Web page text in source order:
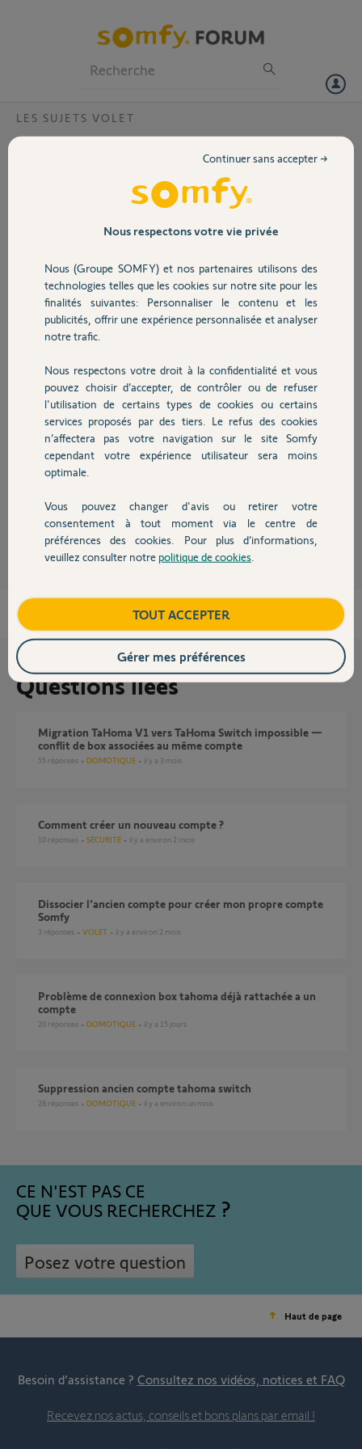
Volet
Sécurité
Domotique
Chauffage
Autres produits
Devis avec un pro
Contact
LES SUJETS VOLET
impossible de créer un compte, ca me dit
que la box est déjà activé alors que je ne
peux pas créer de compte
active alors que je n ai pas de compte.
Thierry A.
il y a plus de 7 ans
Participer au fil de discussion
Réponses
Bonjour,
Remplissez ce formulaire afin que technien somfy puisse se mettre en
relation avex l'ancien propriétaire et puisse vous réinitialiser le
connexoon:
Nams il y a plus de 7 ans
Questions liées
Migration TaHoma V1 vers TaHoma Switch impossible —
conflit de box associées au même compte
55 réponses DOMOTIQUE il y a 3 mois
Comment créer un nouveau compte ?
10 réponses SÉCURITÉ il y a environ 2 mois
Dissocier l’ancien compte pour créer mon propre compte
Somfy
3 réponses VOLET il y a environ 2 mois
Problème de connexion box tahoma déjà rattachée a un
compte
20 réponses DOMOTIQUE il y a 15 jours
Suppression ancien compte tahoma switch
28 réponses DOMOTIQUE il y a environ un mois
CE N'EST PAS CE
QUE VOUS RECHERCHEZ
Posez votre question
Haut de page
Besoin d’assistance ? Consultez nos vidéos, notices et FAQ
Recevez nos actus, conseils et bons plans par email !
Nous respectons votre vie privée
Nous (Groupe SOMFY) et nos partenaires utilisons des
technologies telles que les cookies sur notre site pour les
finalités suivantes: Personnaliser le contenu et les
publicités, offrir une expérience personnalisée et analyser
notre trafic.
Nous respectons votre droit à la confidentialité et vous
pouvez choisir d’accepter, de contrôler ou de refuser
l'utilisation de certains types de cookies ou certains
services proposés par des tiers. Le refus des cookies
n’affectera pas votre navigation sur le site Somfy
cependant votre expérience utilisateur sera moins
optimale.
Vous pouvez changer d'avis ou retirer votre
consentement à tout moment via le centre de
préférences des cookies. Pour plus d’informations,
veuillez consulter notre politique de cookies
Continuer sans accepter →
TOUT ACCEPTER
Gérer mes préférences